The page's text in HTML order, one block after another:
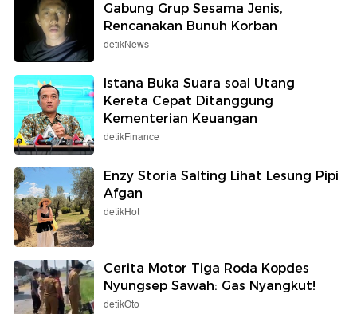
Gabung Grup Sesama Jenis,
Rencanakan Bunuh Korban
detikNews
Istana Buka Suara soal Utang
Kereta Cepat Ditanggung
Kementerian Keuangan
detikFinance
Enzy Storia Salting Lihat Lesung Pipi
Afgan
detikHot
Cerita Motor Tiga Roda Kopdes
Nyungsep Sawah: Gas Nyangkut!
detikOto